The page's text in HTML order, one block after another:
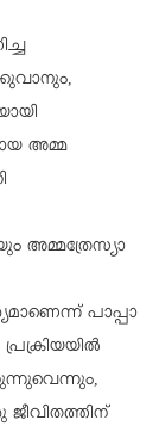
അമ്മ
അമ്മത്രേസ്യാ
പാപ്പാ